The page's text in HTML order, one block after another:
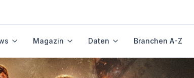
Magazin Daten Branchen A-Z